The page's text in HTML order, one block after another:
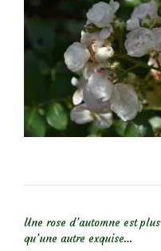
Une rose d’automne est plus
qu’une autre exquise…